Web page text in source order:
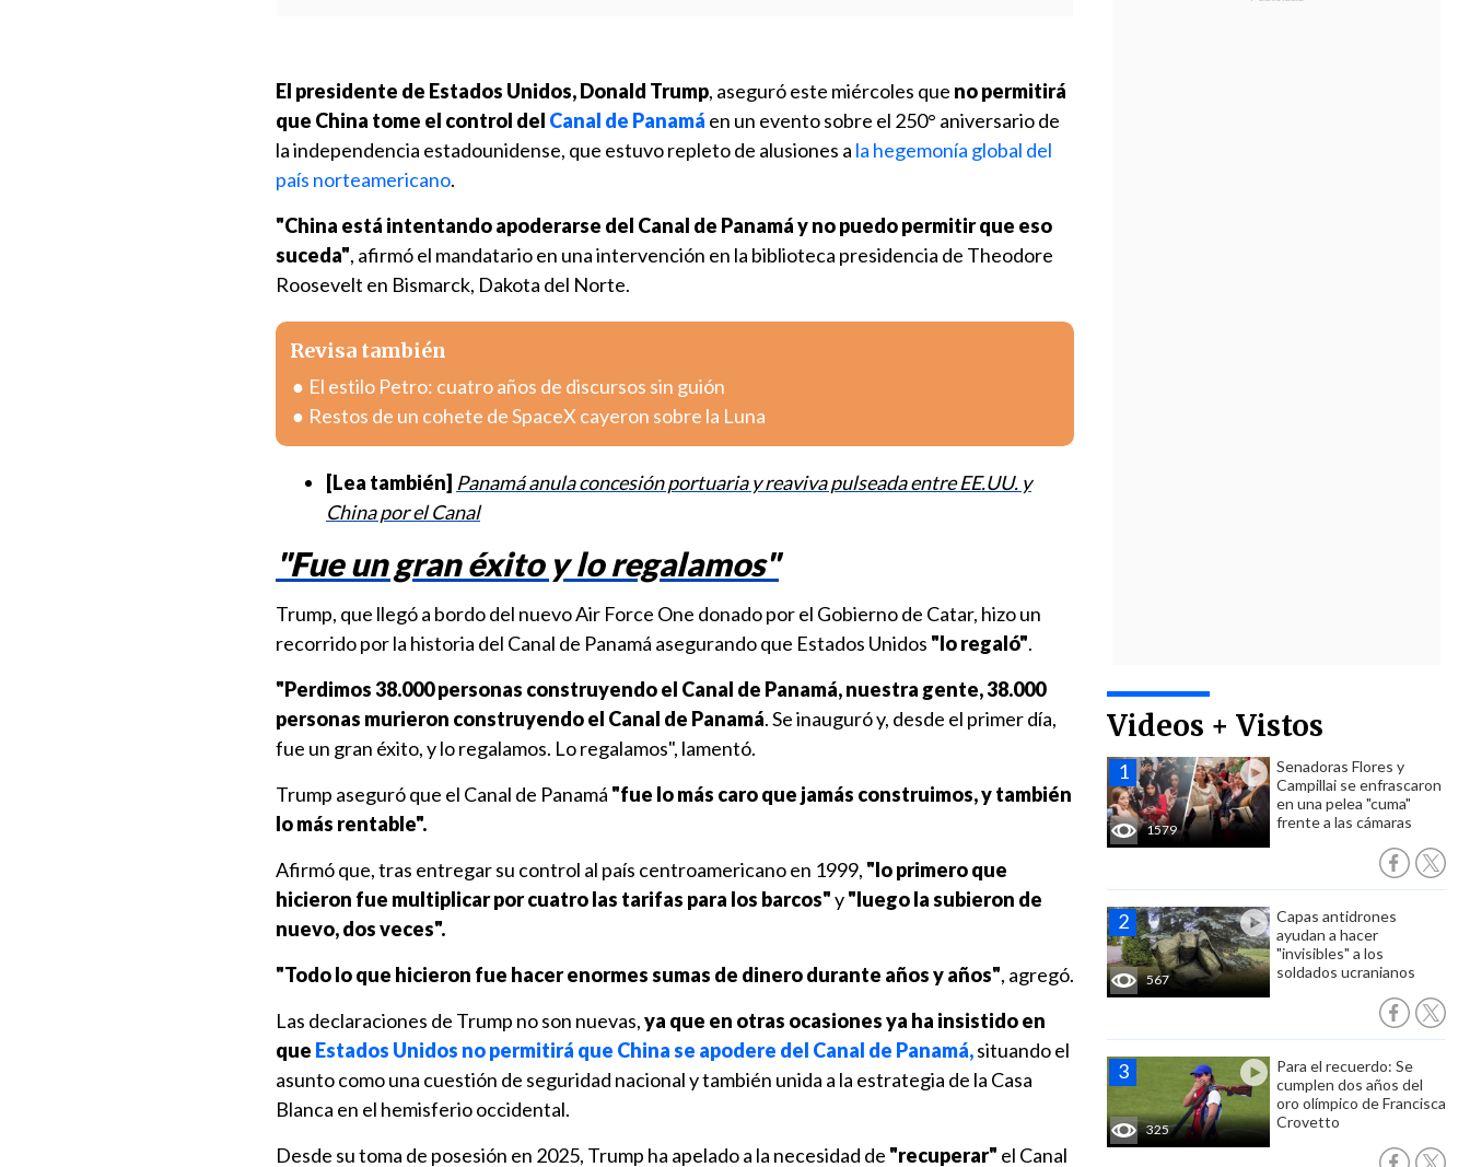
Videos + Vistos
1579
Senadoras Flores y
Campillai se enfrascaron
en una pelea "cuma"
frente a las cámaras
567
Capas antidrones
ayudan a hacer
"invisibles" a los
soldados ucranianos
325
Para el recuerdo: Se
cumplen dos años del
oro olímpico de Francisca
Crovetto
El presidente de Estados Unidos, Donald Trump, aseguró este miércoles que no permitirá
que China tome el control del Canal de Panamá en un evento sobre el 250° aniversario de
la independencia estadounidense, que estuvo repleto de alusiones a la hegemonía global del
país norteamericano.
"China está intentando apoderarse del Canal de Panamá y no puedo permitir que eso
suceda", afirmó el mandatario en una intervención en la biblioteca presidencia de Theodore
Roosevelt en Bismarck, Dakota del Norte.
Revisa también
El estilo Petro: cuatro años de discursos sin guión
Restos de un cohete de SpaceX cayeron sobre la Luna
[Lea también] Panamá anula concesión portuaria y reaviva pulseada entre EE.UU. y
China por el Canal
"Fue un gran éxito y lo regalamos"
Trump, que llegó a bordo del nuevo Air Force One donado por el Gobierno de Catar, hizo un
recorrido por la historia del Canal de Panamá asegurando que Estados Unidos "lo regaló".
"Perdimos 38.000 personas construyendo el Canal de Panamá, nuestra gente, 38.000
personas murieron construyendo el Canal de Panamá. Se inauguró y, desde el primer día,
fue un gran éxito, y lo regalamos. Lo regalamos", lamentó.
Trump aseguró que el Canal de Panamá "fue lo más caro que jamás construimos, y también
lo más rentable".
Afirmó que, tras entregar su control al país centroamericano en 1999, "lo primero que
hicieron fue multiplicar por cuatro las tarifas para los barcos"y"luego la subieron de
nuevo, dos veces".
"Todo lo que hicieron fue hacer enormes sumas de dinero durante años y años", agregó.
Las declaraciones de Trump no son nuevas,ya que en otras ocasiones ya ha insistido en
que Estados Unidos no permitirá que China se apodere del Canal de Panamá,situando el
asunto como una cuestión de seguridad nacional y también unida a la estrategia de la Casa
Blanca en el hemisferio occidental.
Desde su toma de posesión en 2025, Trump ha apelado a la necesidad de "recuperar" el Canal